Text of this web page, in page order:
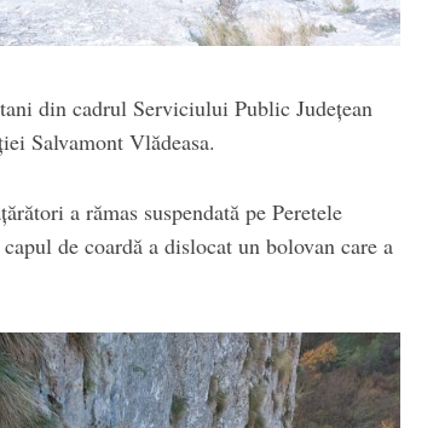
din cadrul Serviciului Public Județean
Salvamont Vlădeasa.
a rămas suspendată pe Peretele
de coardă a dislocat un bolovan care a